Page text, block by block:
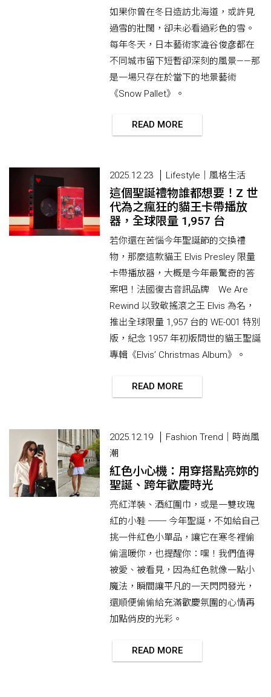
如果你曾在冬日造訪北海道，或許見
過雪的壯闊，卻未必看過彩色的雪。
每年冬天，日本藝術家澁谷俊彦都在
不同城市留下短暫卻深刻的風景——那
是一場只存在於當下的地景藝術
《Snow Pallet》。
READ MORE
2025.12.23 Lifestyle｜風格生活
這個聖誕禮物誰都想要！Z 世
代為之瘋狂的貓王卡帶播放
器，全球限量 1,957 台
若你還在苦惱今年聖誕節的交換禮
物，那麼這款貓王 Elvis Presley 限量
卡帶播放器，大概是今年最驚奇的答
案吧！法國復古音訊品牌 We Are
Rewind 以致敬搖滾之王 Elvis 為名，
推出全球限量 1,957 台的 WE-001 特別
版，紀念 1957 年初版問世的貓王聖誕
專輯《Elvis’ Christmas Album》。
READ MORE
2025.12.19
Fashion Trend｜時尚風
潮
紅色小心機：用穿搭點亮妳的
聖誕、跨年歡慶時光
亮紅洋裝、酒紅圍巾，或是一雙玫瑰
紅的小鞋 ── 今年聖誕，不如給自己
挑一件紅色小單品，讓它在寒冬裡偷
偷溫暖你，也提醒你：嘿！我們值得
被愛、被看見，因為紅色就像一點小
魔法，瞬間讓平凡的一天閃閃發光，
還順便偷偷給充滿歡慶氛圍的心情再
加點俏皮的光彩。
READ MORE